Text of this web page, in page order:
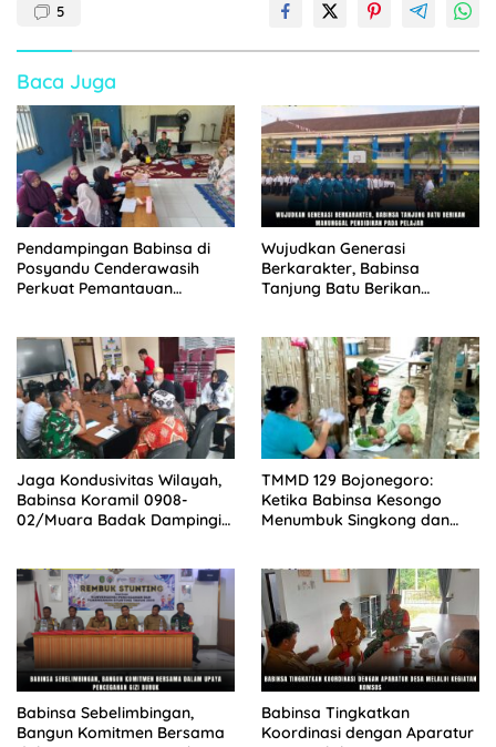
5
Baca Juga
Pendampingan Babinsa di
Posyandu Cenderawasih
Perkuat Pemantauan
Wujudkan Generasi
Berkarakter, Babinsa
Tanjung Batu Berikan
Jaga Kondusivitas Wilayah,
Babinsa Koramil 0908-
02/Muara Badak Dampingi
TMMD 129 Bojonegoro:
Ketika Babinsa Kesongo
Menumbuk Singkong dan
Babinsa Sebelimbingan,
Bangun Komitmen Bersama
Babinsa Tingkatkan
Koordinasi dengan Aparatur